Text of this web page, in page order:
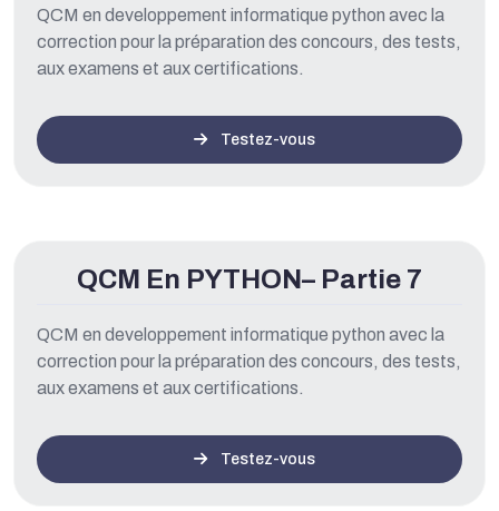
QCM en developpement informatique python avec la
correction pour la préparation des concours, des tests,
aux examens et aux certifications.
Testez-vous
QCM En PYTHON– Partie 7
QCM en developpement informatique python avec la
correction pour la préparation des concours, des tests,
aux examens et aux certifications.
Testez-vous